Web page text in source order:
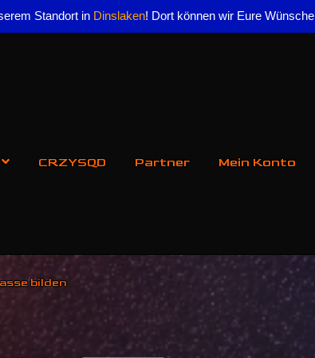
Standort in Dinslaken! Dort können wir Eure
CRZYSQD Partner Mein Konto
bilden